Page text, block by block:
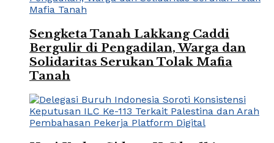
Sengketa Tanah Lakkang Caddi
Bergulir di Pengadilan, Warga dan
Solidaritas Serukan Tolak Mafia
Tanah